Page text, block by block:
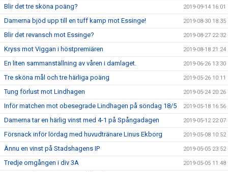
Blir det tre sköna poäng? 2019-09-14 16:01
Damerna bjöd upp till en tuff kamp mot Essinge! 2019-08-30 18:35
Blir det revansch mot Essinge? 2019-08-27 22:32
Kryss mot Viggan i höstpremiären 2019-08-18 21:24
En liten sammanställning av våren i damlaget. 2019-06-26 13:30
Tre sköna mål och tre härliga poäng 2019-05-26 10:11
Tung förlust mot Lindhagen 2019-05-24 20:26
Inför matchen mot obesegrade Lindhagen på söndag 18/5 2019-05-18 16:56
Damerna tar en härlig vinst med 4-1 på Spångadagen 2019-05-12 22:07
Försnack inför lördag med huvudtränare Linus Ekborg 2019-05-08 10:52
Ännu en vinst på Stadshagens IP 2019-05-05 23:52
Tredje omgången i div 3A 2019-05-05 11:48